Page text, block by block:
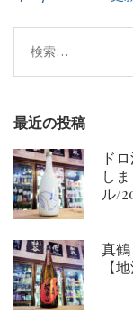
シ
ョ
検
索:
最近の投稿
ド
し
ル/
真
【